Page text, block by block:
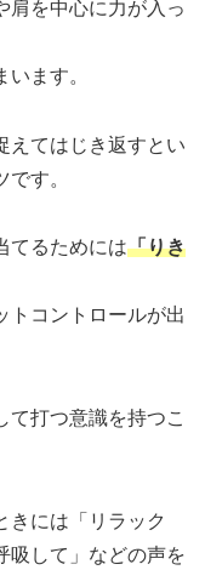
肩を中心に力が入っ
ます。
えてはじき返すとい
す。
てるためには「りき
トコントロールが出
て打つ意識を持つこ
きには「リラック
吸して」などの声を